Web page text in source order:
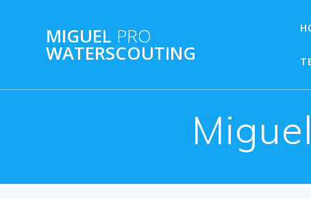
MIGUEL PRO
WATERSCOUTING